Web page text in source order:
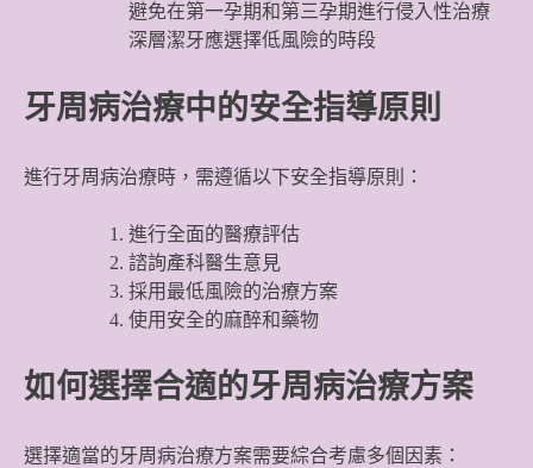
避免在第一孕期和第三孕期進行侵入性治療
深層潔牙應選擇低風險的時段
牙周病治療中的安全指導原則
進行牙周病治療時，需遵循以下安全指導原則：
進行全面的醫療評估
諮詢產科醫生意見
採用最低風險的治療方案
使用安全的麻醉和藥物
如何選擇合適的牙周病治療方案
選擇適當的牙周病治療方案需要綜合考慮多個因素：